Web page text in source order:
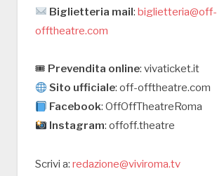
Biglietteria mail:biglietteria@off-
offtheatre.com
🎟 Prevendita online: vivaticket.it
Sito ufficiale: off-offtheatre.com
Facebook: OffOffTheatreRoma
Instagram: offoff.theatre
Scrivi a: redazione@viviroma.tv